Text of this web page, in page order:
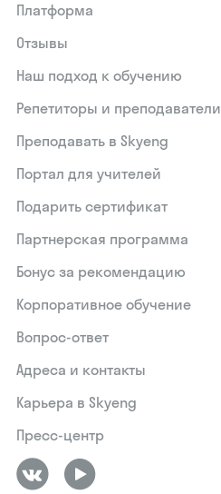
Платформа
Отзывы
Наш подход к обучению
Репетиторы и преподаватели
Преподавать в Skyeng
Портал для учителей
Подарить сертификат
Партнерская программа
Бонус за рекомендацию
Корпоративное обучение
Вопрос-ответ
Адреса и контакты
Карьера в Skyeng
Пресс-центр